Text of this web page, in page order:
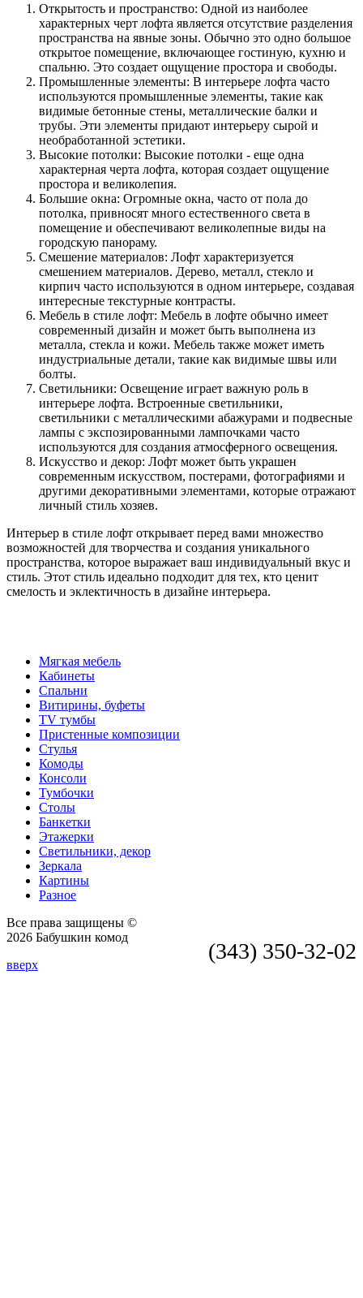
Открытость и пространство: Одной из наиболее
характерных черт лофта является отсутствие разделения
пространства на явные зоны. Обычно это одно большое
открытое помещение, включающее гостиную, кухню и
спальню. Это создает ощущение простора и свободы.
Промышленные элементы: В интерьере лофта часто
используются промышленные элементы, такие как
видимые бетонные стены, металлические балки и
трубы. Эти элементы придают интерьеру сырой и
необработанной эстетики.
Высокие потолки: Высокие потолки - еще одна
характерная черта лофта, которая создает ощущение
простора и великолепия.
Большие окна: Огромные окна, часто от пола до
потолка, привносят много естественного света в
помещение и обеспечивают великолепные виды на
городскую панораму.
Смешение материалов: Лофт характеризуется
смешением материалов. Дерево, металл, стекло и
кирпич часто используются в одном интерьере, создавая
интересные текстурные контрасты.
Мебель в стиле лофт: Мебель в лофте обычно имеет
современный дизайн и может быть выполнена из
металла, стекла и кожи. Мебель также может иметь
индустриальные детали, такие как видимые швы или
болты.
Светильники: Освещение играет важную роль в
интерьере лофта. Встроенные светильники,
светильники с металлическими абажурами и подвесные
лампы с экспозированными лампочками часто
используются для создания атмосферного освещения.
Искусство и декор: Лофт может быть украшен
современным искусством, постерами, фотографиями и
другими декоративными элементами, которые отражают
личный стиль хозяев.
Интерьер в стиле лофт открывает перед вами множество
возможностей для творчества и создания уникального
пространства, которое выражает ваш индивидуальный вкус и
стиль. Этот стиль идеально подходит для тех, кто ценит
смелость и эклектичность в дизайне интерьера.
Мягкая мебель
Кабинеты
Спальни
Витирины, буфеты
TV тумбы
Пристенные композиции
Стулья
Комоды
Консоли
Тумбочки
Столы
Банкетки
Этажерки
Светильники, декор
Зеркала
Картины
Разное
(343) 350-32-02
Все права защищены ©
2026 Бабушкин комод
вверх